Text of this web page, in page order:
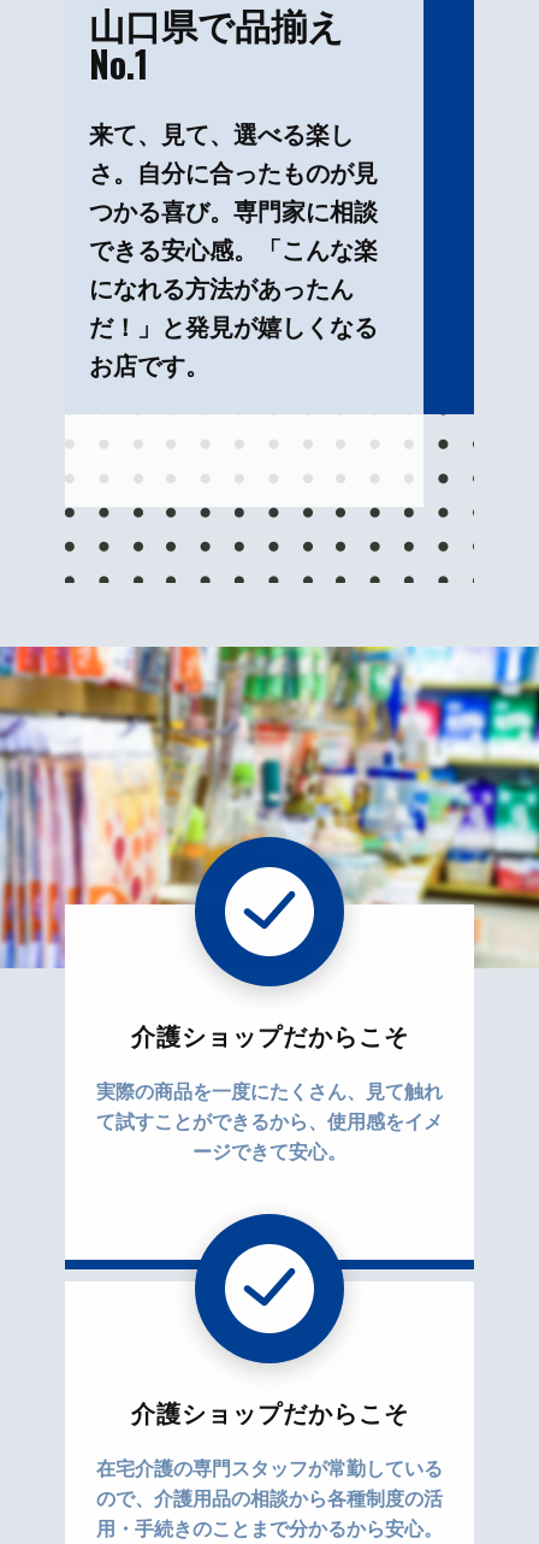
山口県で品揃え
No.1
来て、見て、選べる楽し
さ。自分に合ったものが見
つかる喜び。専門家に相談
できる安心感。「こんな楽
になれる方法があったん
だ！」と発見が嬉しくなる
お店です。
介護ショップだからこそ
実際の商品を一度にたくさん、見て触れ
て試すことができるから、使用感をイメ
ージできて安心。
介護ショップだからこそ
在宅介護の専門スタッフが常勤している
ので、介護用品の相談から各種制度の活
用・手続きのことまで分かるから安心。